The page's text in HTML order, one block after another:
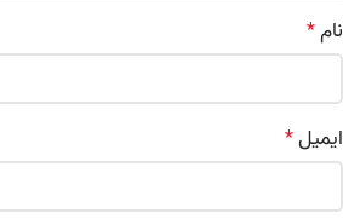
نام*
ایمیل*